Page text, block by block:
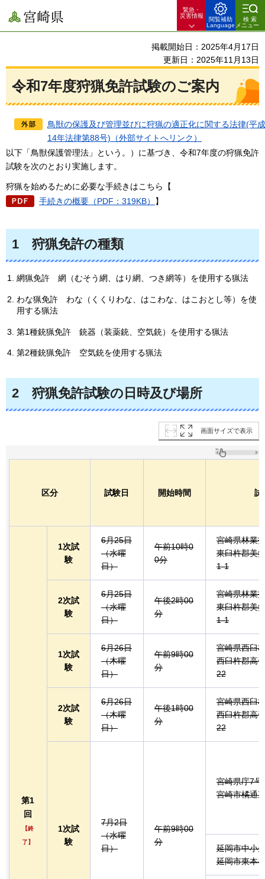
宮崎県
緊急・
災害情報
閲覧補助
Language
検索
メニュー
掲載開始日：2025年4月17日
更新日：2025年11月13日
令和7年度狩猟免許試験のご案内
鳥獣の保護及び管理並びに狩猟の適正化に関する法律(平成
14年法律第88号)（外部サイトへリンク）
以下「鳥獣保護管理法」という。）に基づき、令和7年度の狩猟免許
試験を次のとおり実施します。
狩猟を始めるために必要な手続きはこちら【
手続きの概要（PDF：319KB）
】
1 狩猟免許の種類
網猟免許 網 （むそう網、はり網、つき網等）を使用する猟法
わな猟免許 わな （くくりわな、はこわな、はこおとし等）を使
用する猟法
第1種銃猟免許 銃器 （装薬銃、空気銃）を使用する猟法
第2種銃猟免許 空気銃を使用する猟法
2 狩猟免許試験の日時及び場所
画面サイズで表示
区分 試験日 開始時間 試
第1
回
【終
了】
1次試
験
6月25日
（水曜
日）
午前10時0
0分
宮崎県林業
東臼杵郡美
1-1
2次試
験
6月25日
（水曜
日）
午後2時00
分
宮崎県林業
東臼杵郡美
1-1
1次試
験
6月26日
（木曜
日）
午前9時00
分
宮崎県西臼
西臼杵郡高
22
2次試
験
6月26日
（木曜
日）
午後1時00
分
宮崎県西臼
西臼杵郡高
22
1次試
験
7月2日
（水曜
日）
午前9時00
分
宮崎県庁7号
宮崎市橘通
延岡市中小
延岡市東本